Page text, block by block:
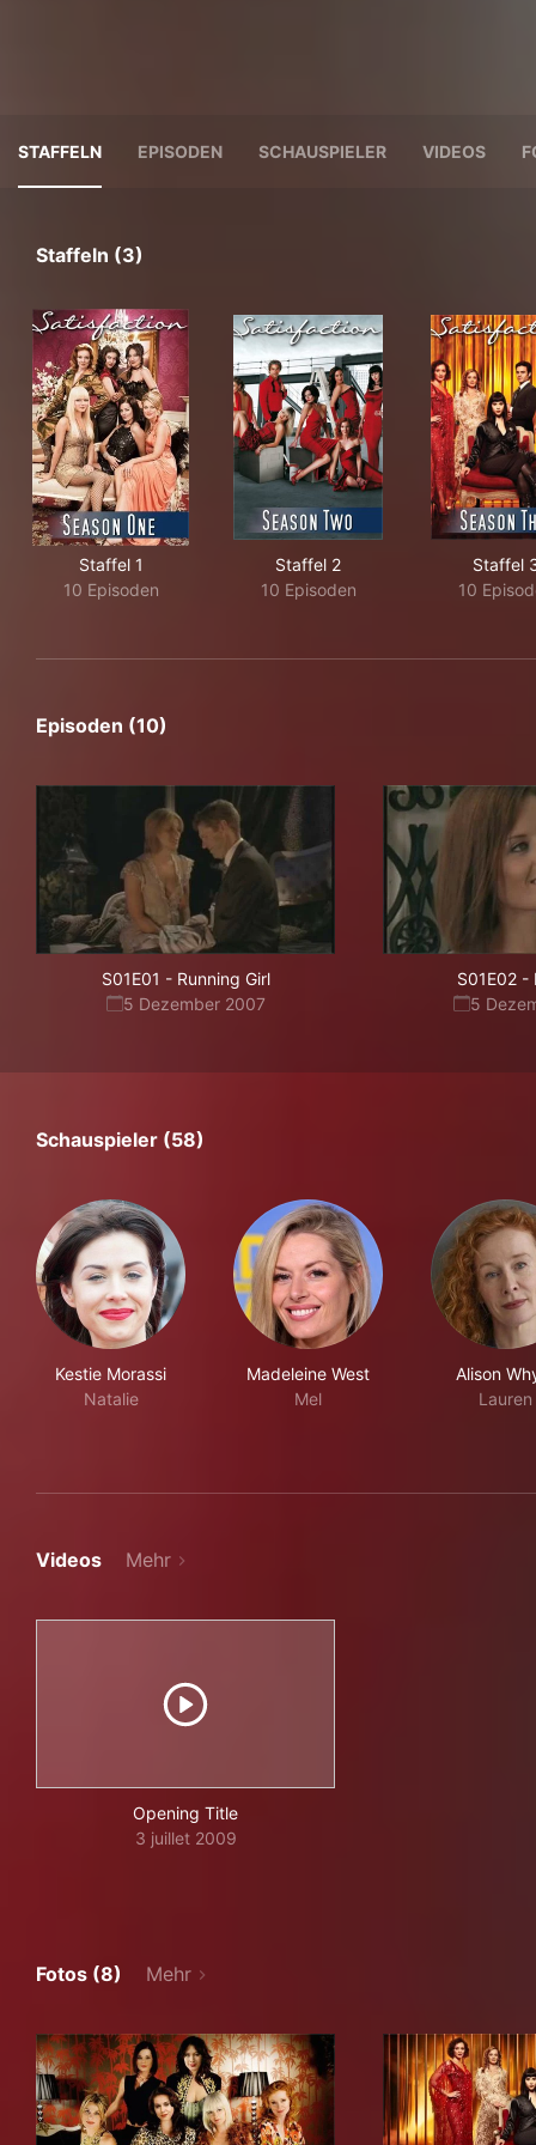
STAFFELN EPISODEN SCHAUSPIELER VIDEOS
Staffeln (3)
Staffel 1
10 Episoden
Staffel 2
10 Episoden
Staffel
10
Episoden (10)
S01E01 - Running Girl
5 Dezember 2007
S01E02-
5
Schauspieler (58)
Kestie Morassi
Natalie
Madeleine West
Mel
Alison
Lauren
Videos Mehr
Opening Title
3 juillet 2009
Fotos (8) Mehr